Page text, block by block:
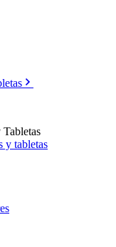
y tabletas